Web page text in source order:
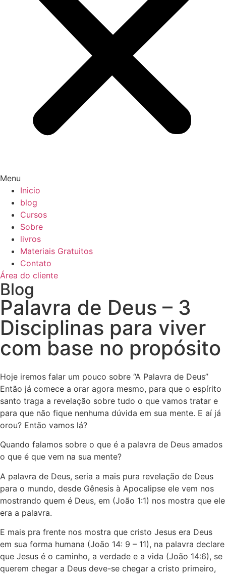
Menu
Inicio
blog
Cursos
Sobre
livros
Materiais Gratuitos
Contato
Área do cliente
Blog
Palavra de Deus – 3
Disciplinas para viver
com base no propósito
Hoje iremos falar um pouco sobre “A Palavra de Deus”
Então já comece a orar agora mesmo, para que o espírito
santo traga a revelação sobre tudo o que vamos tratar e
para que não fique nenhuma dúvida em sua mente. E aí já
orou? Então vamos lá?
Quando falamos sobre o que é a palavra de Deus amados
o que é que vem na sua mente?
A palavra de Deus, seria a mais pura revelação de Deus
para o mundo, desde Gênesis à Apocalipse ele vem nos
mostrando quem é Deus, em (João 1:1) nos mostra que ele
era a palavra.
E mais pra frente nos mostra que cristo Jesus era Deus
em sua forma humana (João 14: 9 – 11), na palavra declare
que Jesus é o caminho, a verdade e a vida (João 14:6), se
querem chegar a Deus deve-se chegar a cristo primeiro,